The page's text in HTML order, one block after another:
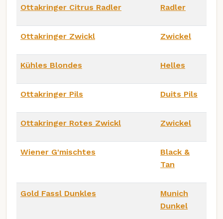
Ottakringer Citrus Radler Radler
Ottakringer Zwickl Zwickel
Kühles Blondes Helles
Ottakringer Pils Duits Pils
Ottakringer Rotes Zwickl Zwickel
Wiener G'mischtes
Black &
Tan
Gold Fassl Dunkles
Munich
Dunkel